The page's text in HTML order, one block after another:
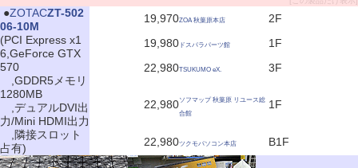
●ZOTACZT-502
06-10M
(PCI Express x1
6,GeForce GTX
570
,GDDR5メモリ
1280MB
,デュアルDVI出
力/Mini HDMI出力
,隣接スロット
占有)
19,970ZOA 秋葉原本店
2F
19,980 ドスパラパーツ館
1F
22,980TSUKUMO eX. 3F
22,980ソフマップ 秋葉原 リユース総
合館
1F
22,980ツクモパソコン本店 B1F